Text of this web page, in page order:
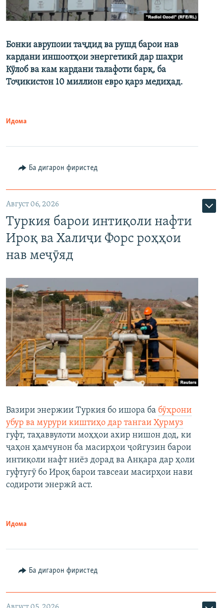
Бонки аврупоии таҷдид ва рушд барои нав
кардани иншоотҳои энергетикӣ дар шаҳри
Кӯлоб ва кам кардани талафоти барқ, ба
Тоҷикистон 10 миллион евро қарз медиҳад.
Идома
Ба дигарон фиристед
Август 06, 2026
Туркия барои интиқоли нафти
Ироқ ва Халиҷи Форс роҳҳои
нав меҷӯяд
Вазири энержии Туркия бо ишора ба бӯҳрони
убур ва мурури киштиҳо дар тангаи Ҳурмуз
гуфт, таҳаввулоти моҳҳои ахир нишон дод, ки
ҷаҳон ҳамчунон ба масирҳои ҷойгузин барои
интиқоли нафт ниёз дорад ва Анқара дар ҳоли
гуфтугӯ бо Ироқ барои тавсеаи масирҳои нави
содироти энержӣ аст.
Идома
Ба дигарон фиристед